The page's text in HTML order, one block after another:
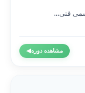
فنی...
مشاهده دوره◀